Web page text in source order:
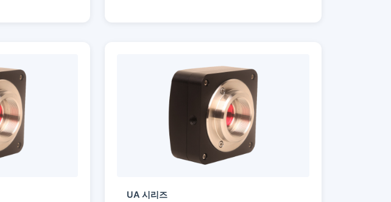
UA 시리즈